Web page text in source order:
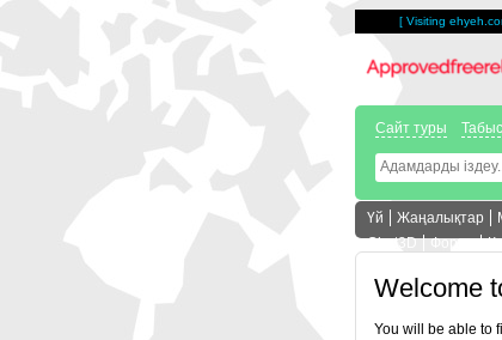
[ Visiting
Сайт туры
Үй Жаңалықтар
Chat3D
Форум
Welcome
You will be able to